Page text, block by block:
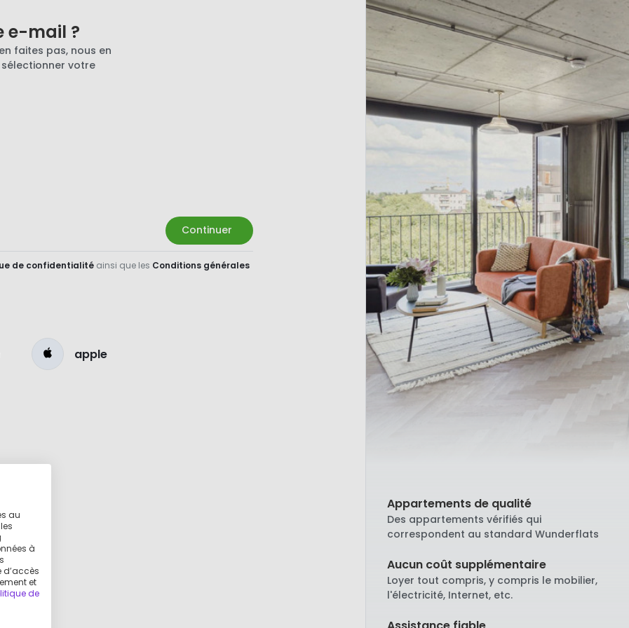
e-mail ?
faites pas, nous en
votre
Continuer
de confidentialitéainsi que les Conditions générales
apple
Appartements de qualité
Des appartements vérifiés qui
correspondent au standard Wunderflats
Aucun coût supplémentaire
Loyer tout compris, y compris le mobilier,
l'électricité, Internet, etc.
au
à
d’accès
et
de